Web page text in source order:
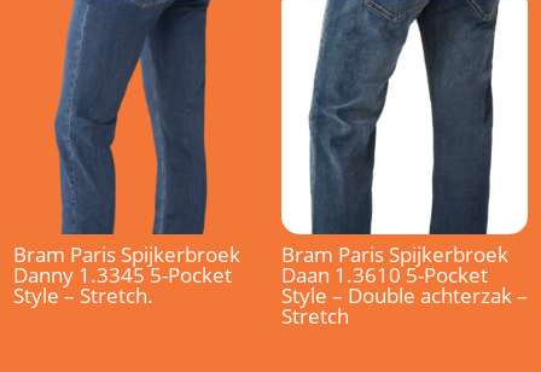
Bram Paris Spijkerbroek
Danny 1.3345 5-Pocket
Style – Stretch.
Bram Paris Spijkerbroek
Daan 1.3610 5-Pocket
Style – Double achterzak –
Stretch